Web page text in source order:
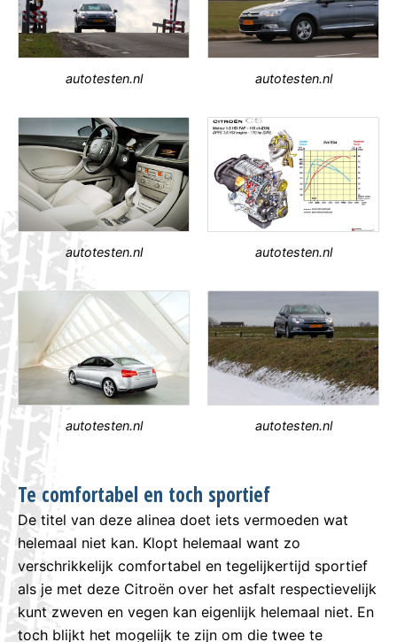
autotesten.nl autotesten.nl
autotesten.nl autotesten.nl
autotesten.nl autotesten.nl
Te comfortabel en toch sportief
De titel van deze alinea doet iets vermoeden wat
helemaal niet kan. Klopt helemaal want zo
verschrikkelijk comfortabel en tegelijkertijd sportief
als je met deze Citroën over het asfalt respectievelijk
kunt zweven en vegen kan eigenlijk helemaal niet. En
toch blijkt het mogelijk te zijn om die twee te